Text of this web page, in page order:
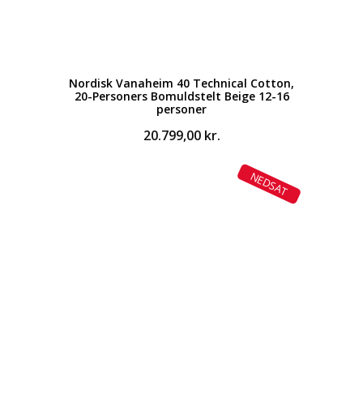
Nordisk Vanaheim 40 Technical Cotton,
20-Personers Bomuldstelt Beige 12-16
personer
20.799,00 kr.
NEDSAT